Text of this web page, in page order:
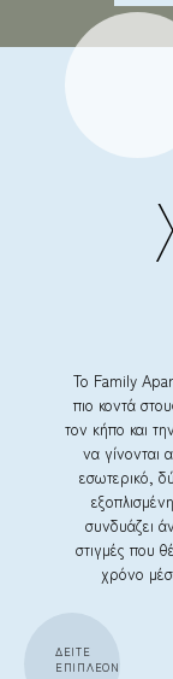
Το Family
πιο κοντά
τον κήπο και
να γίνονται
εσωτερικό,
συνδυάζει
στιγμές που
χρόνο
ΔΕΙΤΕ
ΕΠΙΠΛΕΟΝ